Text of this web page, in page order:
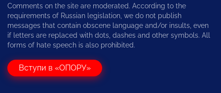
Comments on the site are moderated. According to the
requirements of Russian legislation, we do not publish
messages that contain obscene language and/or insults, even
if letters are replaced with dots, dashes and other symbols. All
forms of hate speech is also prohibited.
Вступи в «ОПОРУ»